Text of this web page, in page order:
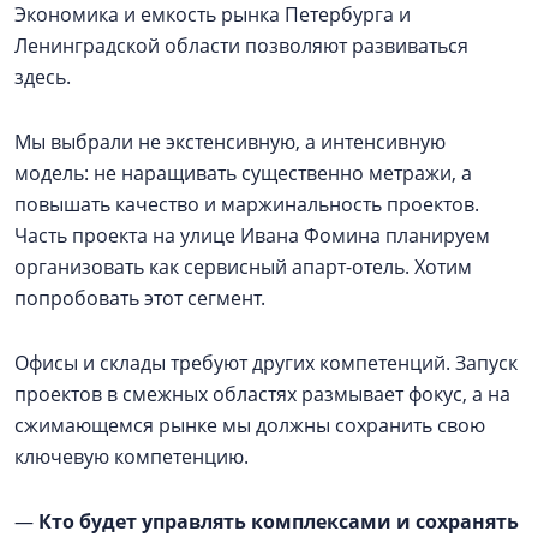
Экономика и емкость рынка Петербурга и
Ленинградской области позволяют развиваться
здесь.
Мы выбрали не экстенсивную, а интенсивную
модель: не наращивать существенно метражи, а
повышать качество и маржинальность проектов.
Часть проекта на улице Ивана Фомина планируем
организовать как сервисный апарт-отель. Хотим
попробовать этот сегмент.
Офисы и склады требуют других компетенций. Запуск
проектов в смежных областях размывает фокус, а на
сжимающемся рынке мы должны сохранить свою
ключевую компетенцию.
— Кто будет управлять комплексами и сохранять